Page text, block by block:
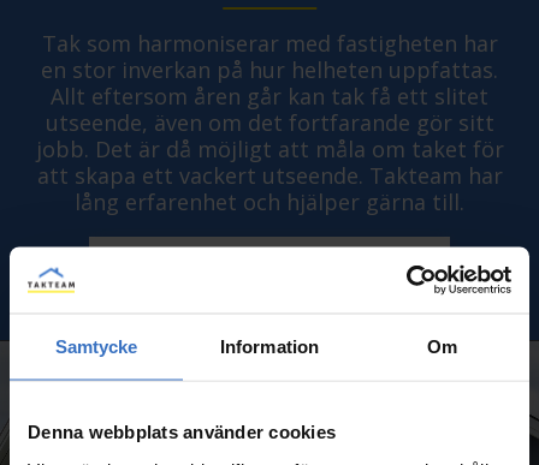
Samtycke Information Om
Denna webbplats använder cookies
Tak som harmoniserar med fastigheten har
en stor inverkan på hur helheten uppfattas.
Allt eftersom åren går kan tak få ett slitet
utseende, även om det fortfarande gör sitt
jobb. Det är då möjligt att måla om taket för
att skapa ett vackert utseende. Takteam har
lång erfarenhet och hjälper gärna till.